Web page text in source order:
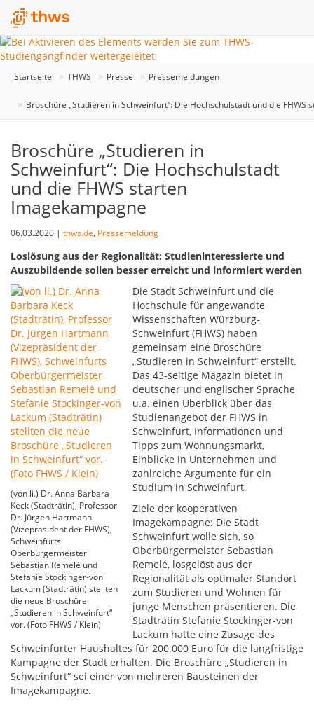
Startseite THWS Presse Pressemeldungen
Broschüre „Studieren in Schweinfurt“: Die Hochschulstadt und die FHWS
Broschüre „Studieren in
Schweinfurt“: Die Hochschulstadt
und die FHWS starten
Imagekampagne
06.03.2020 | thws.de, Pressemeldung
Loslösung aus der Regionalität: Studieninteressierte und
Auszubildende sollen besser erreicht und informiert werden
(von li.) Dr. Anna Barbara
Keck (Stadträtin), Professor
Dr. Jürgen Hartmann
(Vizepräsident der FHWS),
Schweinfurts
Oberbürgermeister
Sebastian Remelé und
Stefanie Stockinger-von
Lackum (Stadträtin) stellten
die neue Broschüre
„Studieren in Schweinfurt“
vor. (Foto FHWS / Klein)
Die Stadt Schweinfurt und die
Hochschule für angewandte
Wissenschaften Würzburg-
Schweinfurt (FHWS) haben
gemeinsam eine Broschüre
„Studieren in Schweinfurt“ erstellt.
Das 43-seitige Magazin bietet in
deutscher und englischer Sprache
u.a. einen Überblick über das
Studienangebot der FHWS in
Schweinfurt, Informationen und
Tipps zum Wohnungsmarkt,
Einblicke in Unternehmen und
zahlreiche Argumente für ein
Studium in Schweinfurt.
Ziele der kooperativen
Imagekampagne: Die Stadt
Schweinfurt wolle sich, so
Oberbürgermeister Sebastian
Remelé, losgelöst aus der
Regionalität als optimaler Standort
zum Studieren und Wohnen für
junge Menschen präsentieren. Die
Stadträtin Stefanie Stockinger-von
Lackum hatte eine Zusage des
Schweinfurter Haushaltes für 200.000 Euro für die langfristige
Kampagne der Stadt erhalten. Die Broschüre „Studieren in
Schweinfurt“ sei einer von mehreren Bausteinen der
Imagekampagne.